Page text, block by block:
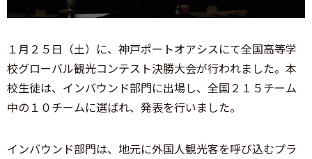
１月２５日（土）に、神戸ポートオアシスにて全国高等学
校グローバル観光コンテスト決勝大会が行われました。本
校生徒は、インバウンド部門に出場し、全国２１５チーム
中の１０チームに選ばれ、発表を行いました。
インバウンド部門は、地元に外国人観光客を呼び込むプラ